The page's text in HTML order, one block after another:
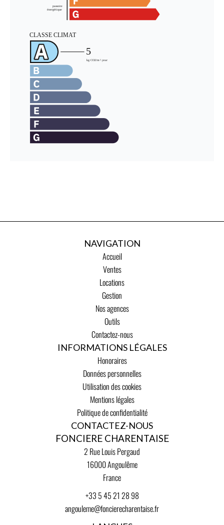
NAVIGATION
Accueil
Ventes
Locations
Gestion
Nos agences
Outils
Contactez-nous
INFORMATIONS LÉGALES
Honoraires
Données personnelles
Utilisation des cookies
Mentions légales
Politique de confidentialité
CONTACTEZ-NOUS
FONCIERE CHARENTAISE
2 Rue Louis Pergaud
16000Angoulême
France
+33 5 45 21 28 98
angouleme@foncierecharentaise.fr